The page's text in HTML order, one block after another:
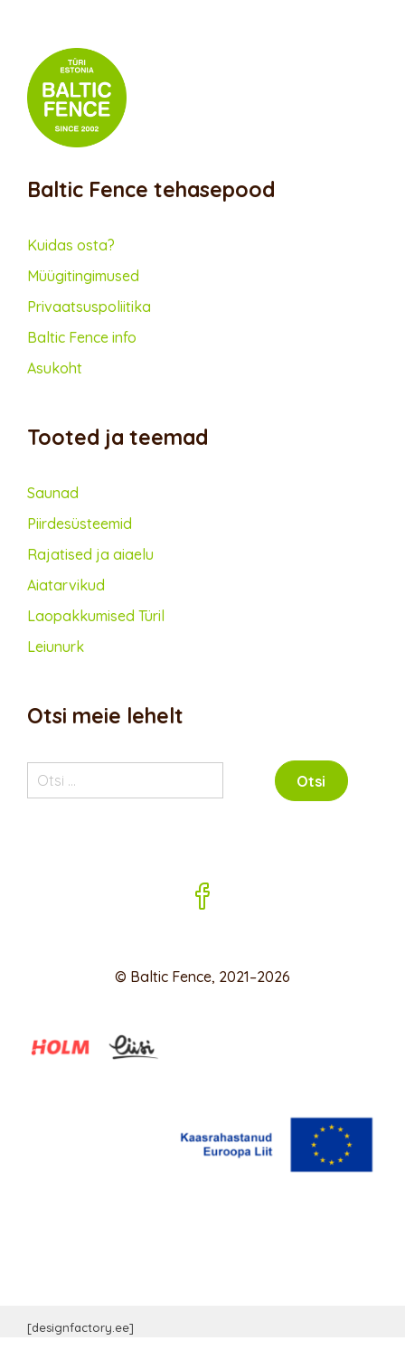
Baltic Fence tehasepood
Kuidas osta?
Müügitingimused
Privaatsus­poliitika
Baltic Fence info
Asukoht
Tooted ja teemad
Saunad
Piirdesüsteemid
Rajatised ja aiaelu
Aiatarvikud
Lao­pakkumised Türil
Leiunurk
Otsi meie lehelt
Otsi:
© Baltic Fence, 2021–2026
[designfactory.ee]